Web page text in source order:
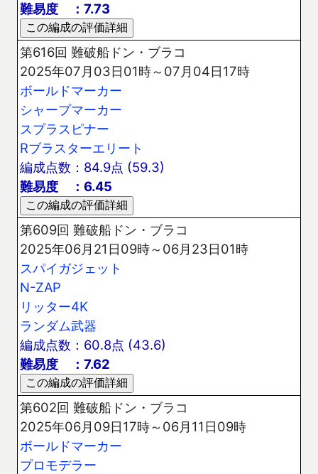
難易度 ：7.73
第616回 難破船ドン・ブラコ
2025年07月03日01時～07月04日17時
ボールドマーカー
シャープマーカー
スプラスピナー
Rブラスターエリート
編成点数：84.9点 (59.3)
難易度 ：6.45
第609回 難破船ドン・ブラコ
2025年06月21日09時～06月23日01時
スパイガジェット
N-ZAP
リッター4K
ランダム武器
編成点数：60.8点 (43.6)
難易度 ：7.62
第602回 難破船ドン・ブラコ
2025年06月09日17時～06月11日09時
ボールドマーカー
プロモデラー